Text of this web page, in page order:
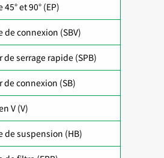
45° et 90° (EP)
de connexion (SBV)
de serrage rapide (SPB)
de connexion (SB)
V (V)
de suspension (HB)